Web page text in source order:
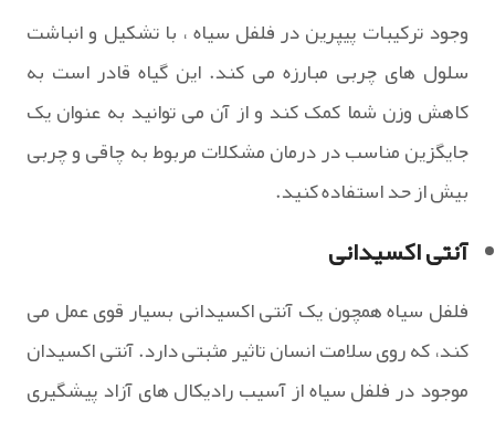
وجود ترکیبات پیپرین در فلفل سیاه ، با تشکیل و انباشت
سلول های چربی مبارزه می کند. این گیاه قادر است به
کاهش وزن شما کمک کند و از آن می توانید به عنوان یک
جایگزین مناسب در درمان مشکلات مربوط به چاقی و چربی
بیش از حد استفاده کنید.
آنتی اکسیدانی
فلفل سیاه همچون یک آنتی اکسیدانی بسیار قوی عمل می
کند، که روی سلامت انسان تاثیر مثبتی دارد. آنتی اکسیدان
موجود در فلفل سیاه از آسیب رادیکال های آزاد پیشگیری